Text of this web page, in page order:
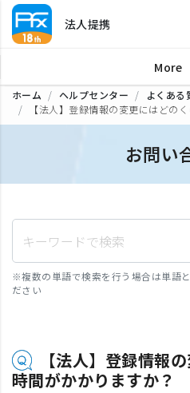
法人提携
More
ホーム ヘルプセンター
よくある
【法人】登録情報の変更にはどの
お問い
※複数の単語で検索を行う場合は単語
ださい
【法人】登録情報
時間がかかりますか？